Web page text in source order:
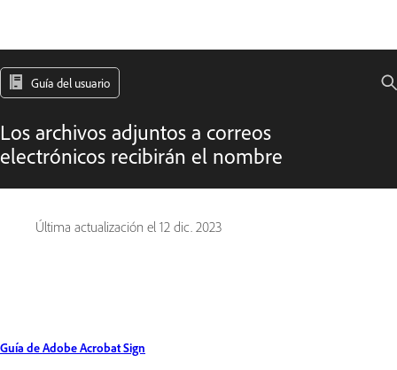
Guía del usuario
Los archivos adjuntos a correos
electrónicos recibirán el nombre
Última actualización el 12 dic. 2023
Guía de Adobe Acrobat Sign